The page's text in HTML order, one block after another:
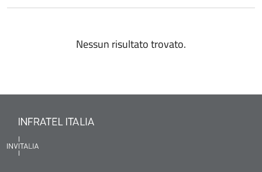
Nessun risultato trovato.